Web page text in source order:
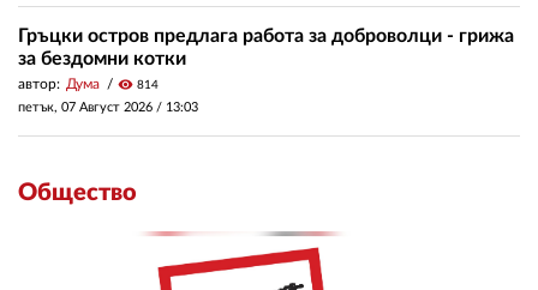
Гръцки остров предлага работа за доброволци - грижа
за бездомни котки
автор: Дума visibility 814
петък, 07 Август 2026 / 13:03
Общество